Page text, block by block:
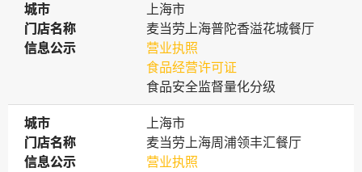
城市
城市
上海市
门店名称
门店名称
麦当劳上海普陀香溢花城餐厅
信息公示
信息公示
营业执照
食品经营许可证
食品安全监督量化分级
城市
城市
上海市
门店名称
门店名称
麦当劳上海周浦领丰汇餐厅
信息公示
信息公示
营业执照